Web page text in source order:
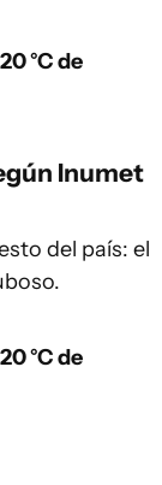
°C de
Inumet
del país: el
°C de